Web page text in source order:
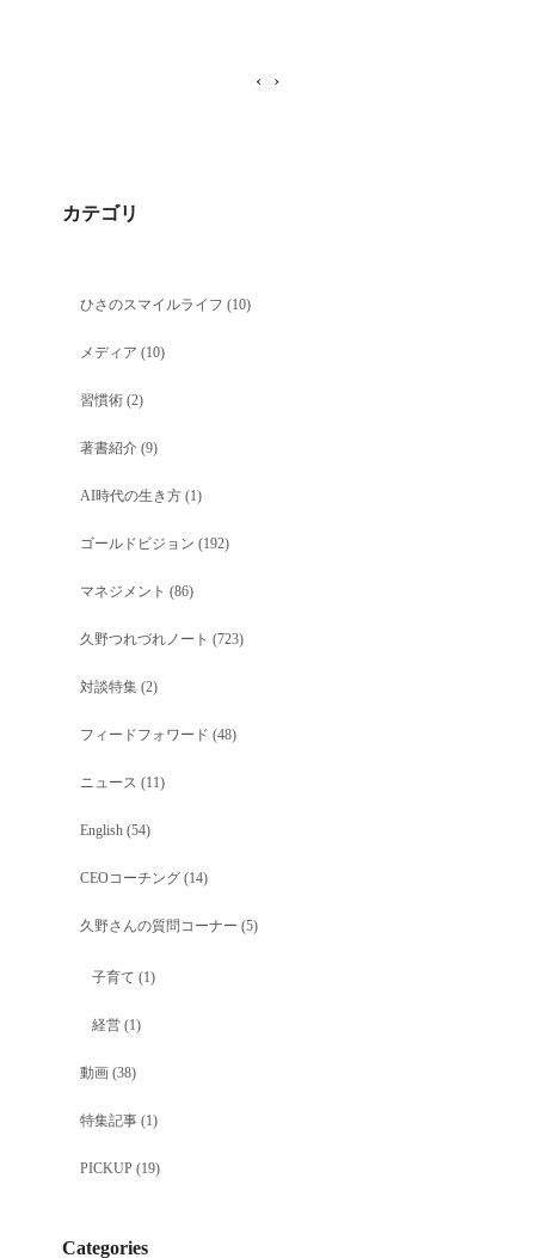
‹ ›
カテゴリ
ひさのスマイルライフ (10)
メディア (10)
習慣術(2)
著書紹介(9)
AI時代の生き方(1)
ゴールドビジョン (192)
マネジメント (86)
久野つれづれノート (723)
対談特集(2)
フィードフォワード (48)
ニュース (11)
English(54)
CEOコーチング(14)
久野さんの質問コーナー (5)
子育て (1)
経営(1)
動画(38)
特集記事(1)
PICKUP(19)
Categories